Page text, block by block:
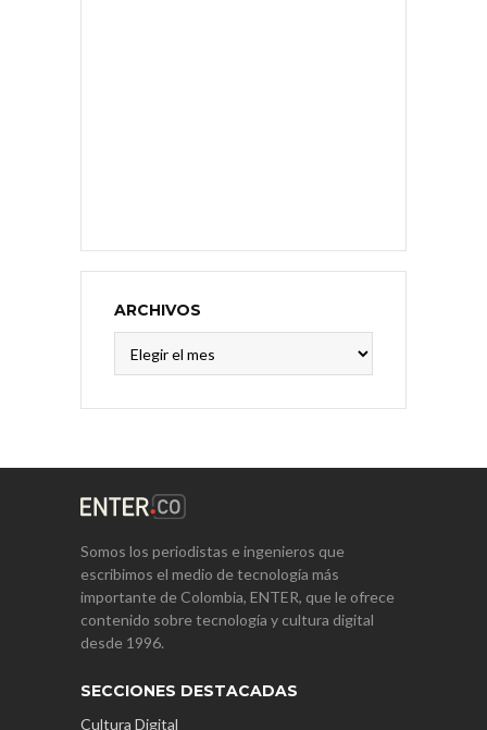
ARCHIVOS
Somos los periodistas e ingenieros que
escribimos el medio de tecnología más
importante de Colombia, ENTER, que le ofrece
contenido sobre tecnología y cultura digital
desde 1996.
SECCIONES DESTACADAS
Cultura Digital